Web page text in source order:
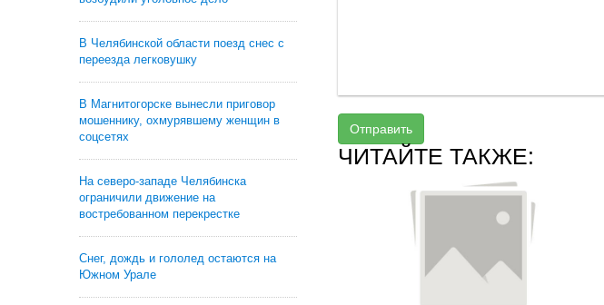
В Челябинской области поезд снес с
переезда легковушку
В Магнитогорске вынесли приговор
мошеннику, охмурявшему женщин в
соцсетях
На северо-западе Челябинска
ограничили движение на
востребованном перекрестке
Снег, дождь и гололед остаются на
Южном Урале
Отправить
ЧИТАЙТЕ ТАКЖЕ: